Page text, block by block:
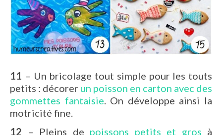
11 – Un bricolage tout simple pour les touts
petits : décorer un poisson en carton avec des
gommettes fantaisie. On développe ainsi la
motricité fine.
12 – Pleins de poissons petits et gros à